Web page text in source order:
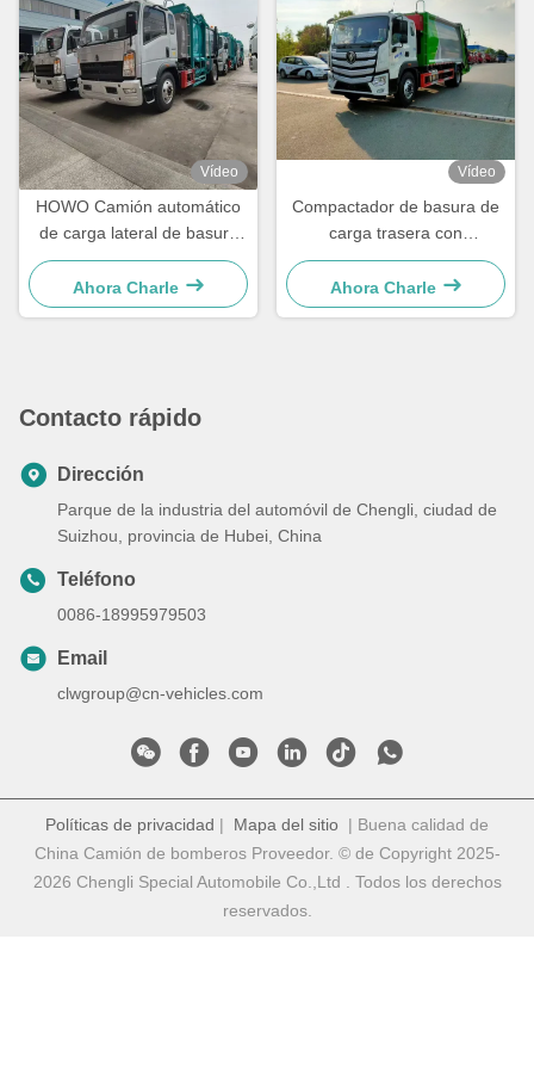
Vídeo
HOWO Camión automático
de carga lateral de basura
Camión de recogida de
residuos médicos
Ahora Charle
Vídeo
Compactador de basura de
carga trasera con
combustible diésel Foton,
camión recolector de
residuos de 20 m³
Ahora Charle
Contacto rápido
Dirección
Parque de la industria del automóvil de Chengli, ciudad de
Suizhou, provincia de Hubei, China
Teléfono
0086-18995979503
Email
clwgroup@cn-vehicles.com
Políticas de privacidad | Mapa del sitio | Buena calidad de
China Camión de bomberos Proveedor. © de Copyright 2025-
2026 Chengli Special Automobile Co.,Ltd . Todos los derechos
reservados.